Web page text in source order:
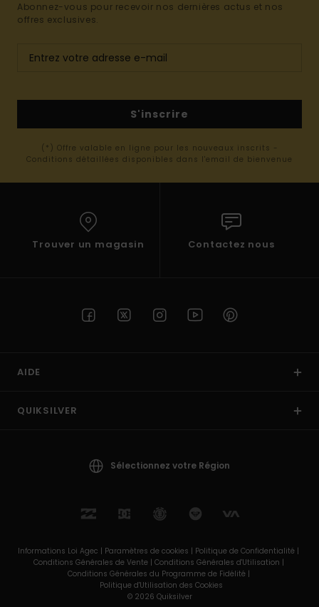
Abonnez-vous pour recevoir nos dernières actus et nos
offres exclusives.
S'inscrire
(*) Offre valable en ligne pour les nouveaux inscrits -
Conditions détaillées disponibles dans l'email de bienvenue
Trouver un magasin Contactez nous
AIDE
QUIKSILVER
Sélectionnez votre Région
Informations Loi Agec | Paramètres de cookies | Politique de Confidentialité |
Conditions Générales de Vente | Conditions Générales d'Utilisation |
Conditions Générales du Programme de Fidélité |
Politique d'Utilisation des Cookies
© 2026 Quiksilver